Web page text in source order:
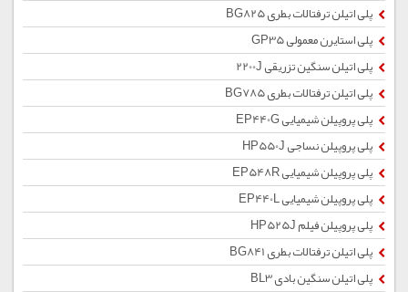
پلی اتیلن ترفتالات بطری BG825
پلی استایرن معمولی GP35
پلی اتیلن سنگین تزریقی 2200J
پلی اتیلن ترفتالات بطری BG785
پلی پروپیلن شیمیایی EP440G
پلی پروپیلن نساجی HP550J
پلی پروپیلن شیمیایی EP548R
پلی پروپیلن شیمیایی EP440L
پلی پروپیلن فیلم HP525J
پلی اتیلن ترفتالات بطری BG841
پلی اتیلن سنگین بادی BL3